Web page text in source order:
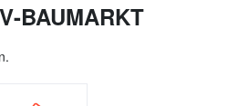
BAUMARKT